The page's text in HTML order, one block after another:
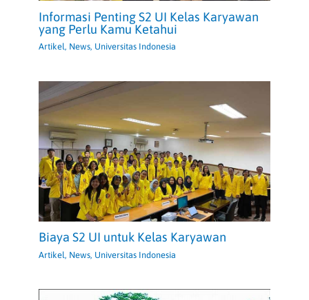
Informasi Penting S2 UI Kelas Karyawan
yang Perlu Kamu Ketahui
Artikel, News, Universitas Indonesia
Biaya S2 UI untuk Kelas Karyawan
Artikel, News, Universitas Indonesia